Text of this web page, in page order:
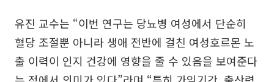
유진 교수는 “이번 연구는 당뇨병 여성에서 단순히
혈당 조절뿐 아니라 생애 전반에 걸친 여성호르몬 노
출 이력이 인지 건강에 영향을 줄 수 있음을 보여준다